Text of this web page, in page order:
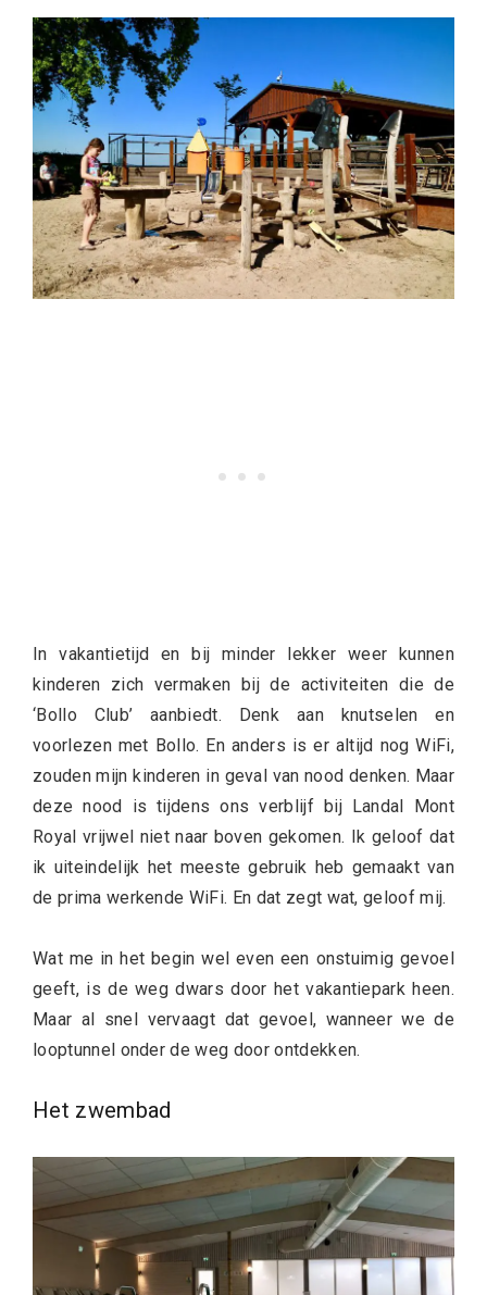
In vakantietijd en bij minder lekker weer kunnen
kinderen zich vermaken bij de activiteiten die de
‘Bollo Club’ aanbiedt. Denk aan knutselen en
voorlezen met Bollo. En anders is er altijd nog WiFi,
zouden mijn kinderen in geval van nood denken. Maar
deze nood is tijdens ons verblijf bij Landal Mont
Royal vrijwel niet naar boven gekomen. Ik geloof dat
ik uiteindelijk het meeste gebruik heb gemaakt van
de prima werkende WiFi. En dat zegt wat, geloof mij.
Wat me in het begin wel even een onstuimig gevoel
geeft, is de weg dwars door het vakantiepark heen.
Maar al snel vervaagt dat gevoel, wanneer we de
looptunnel onder de weg door ontdekken.
Het zwembad